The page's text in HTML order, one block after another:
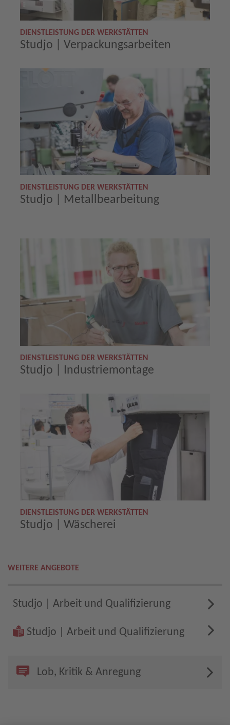
DIENSTLEISTUNG DER WERKSTÄTTEN
Studjo | Verpackungsarbeiten
DIENSTLEISTUNG DER WERKSTÄTTEN
Studjo | Metallbearbeitung
DIENSTLEISTUNG DER WERKSTÄTTEN
Studjo | Industriemontage
DIENSTLEISTUNG DER WERKSTÄTTEN
Studjo | Wäscherei
WEITERE ANGEBOTE
Studjo | Arbeit und Qualifizierung
Studjo | Arbeit und Qualifizierung
Lob, Kritik & Anregung